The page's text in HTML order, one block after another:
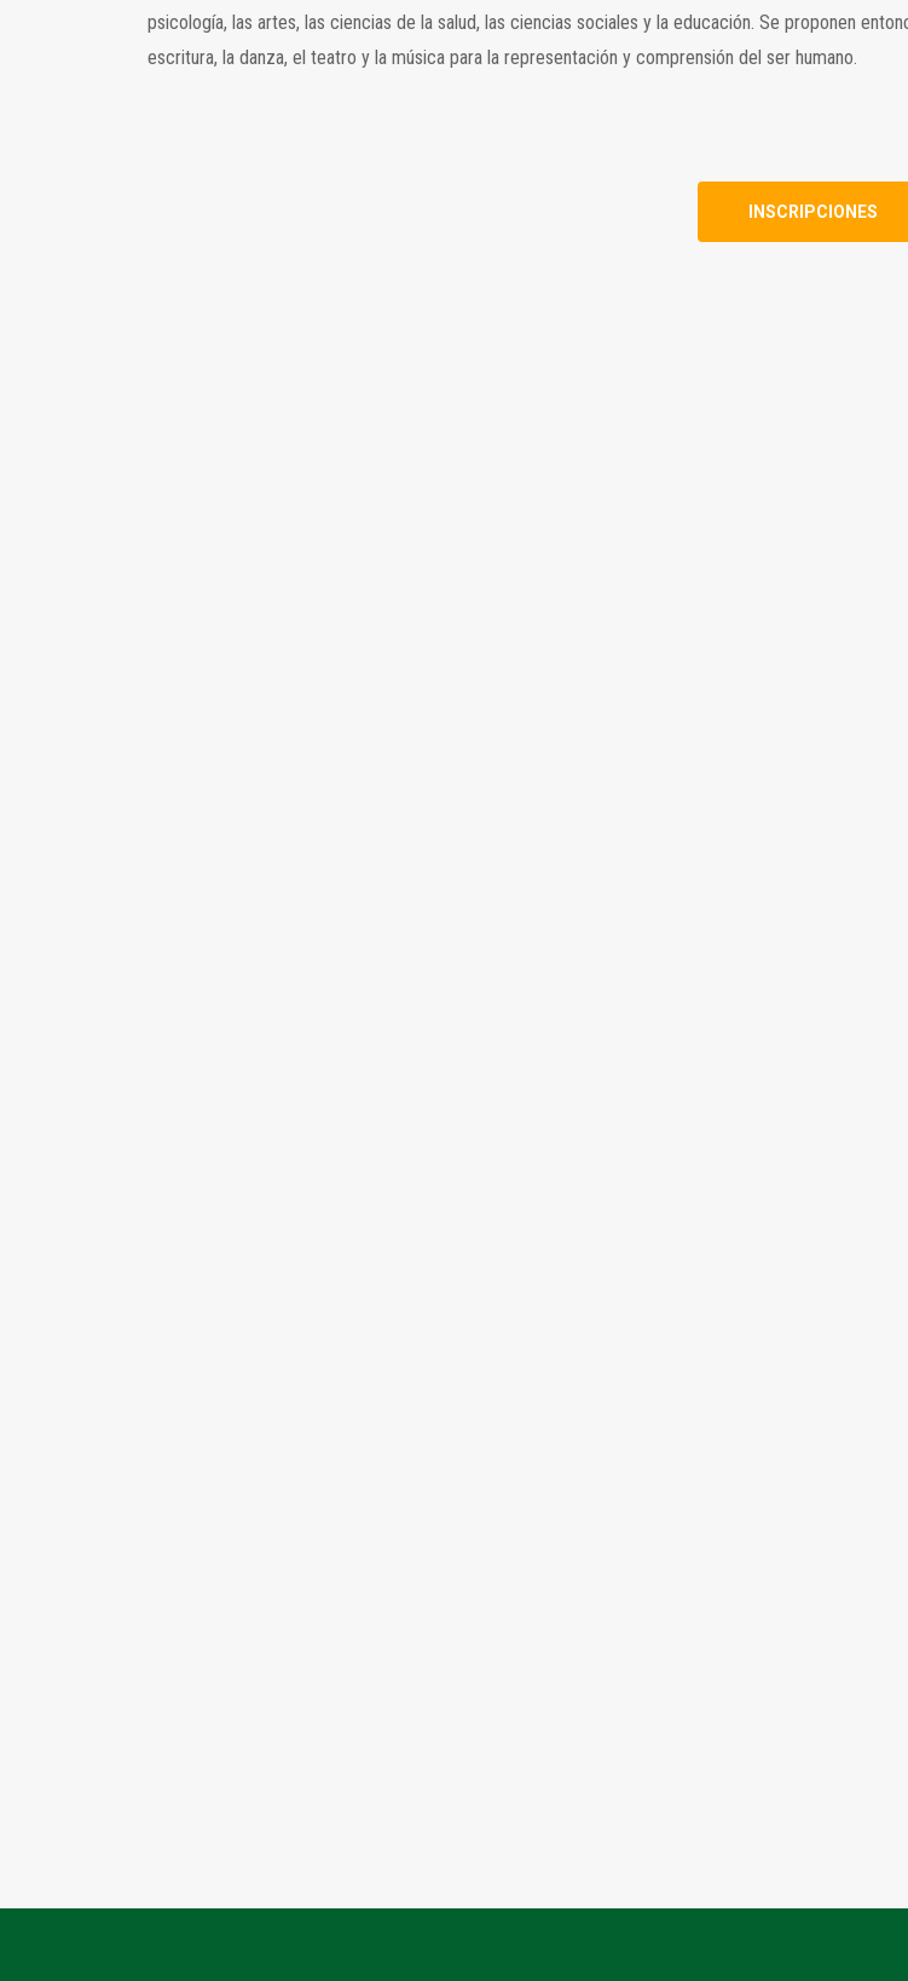
psicología, las artes, las ciencias de la salud, las ciencias sociales y la educación. Se proponen
escritura, la danza, el teatro y la música para la representación y comprensión del ser humano.
INSCRIPCIONES